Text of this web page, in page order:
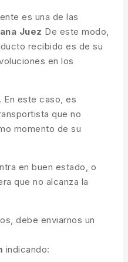
es una de las
Juez De este modo,
recibido es de su
en los
En este caso, es
que no
momento de su
en buen estado, o
que no alcanza la
debe enviarnos un
indicando: